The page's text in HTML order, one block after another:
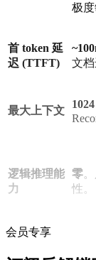
极度
首 token 延
迟 (TTFT)
文
最大上下文
逻辑推理能
力
零
性。
会员专享